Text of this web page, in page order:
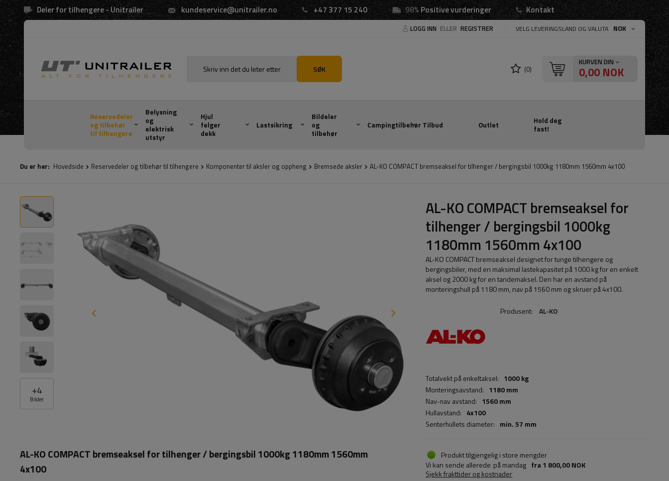
Deler for tilhengere - Unitrailer kundeservice@unitrailer.no +47 377 15 240 98%Positive vurderinger Kontakt
LOGG INN ELLER REGISTRER VELG LEVERINGSLAND OG VALUTA NOK
SØK (0)
KURVEN DIN
0,00 NOK
Reservedeler
og tilbehør
til tilhengere
Belysning
og
elektrisk
utstyr
Hjul
felger
dekk
Lastsikring
Bildeler
og
tilbehør
Campingtilbehør Tilbud Outlet
Hold deg
fast!
Du er her: Hovedside Reservedeler og tilbehør til tilhengere Komponenter til aksler og oppheng Bremsede aksler AL-KO COMPACT bremseaksel for tilhenger / bergingsbil 1000kg 1180mm 1560mm 4x100
+4
Bilder
AL-KO COMPACT bremseaksel for
tilhenger / bergingsbil 1000kg
1180mm 1560mm 4x100
AL-KO COMPACT bremseaksel designet for tunge tilhengere og
bergingsbiler, med en maksimal lastekapasitet på 1000 kg for en enkelt
aksel og 2000 kg for en tandemaksel. Den har en avstand på
monteringshull på 1180 mm, nav på 1560 mm og skruer på 4x100.
Produsent: AL-KO
Totalvekt på enkeltaksel: 1000 kg
Monteringsavstand: 1180 mm
Nav-nav avstand: 1560 mm
Hullavstand: 4x100
Senterhullets diameter: min. 57 mm
Produkt tilgjengelig i store mengder
Vi kan sende allerede på mandag fra1 800,00 NOK
Sjekk frakttider og kostnader
AL-KO COMPACT bremseaksel for tilhenger / bergingsbil 1000kg 1180mm 1560mm
4x100